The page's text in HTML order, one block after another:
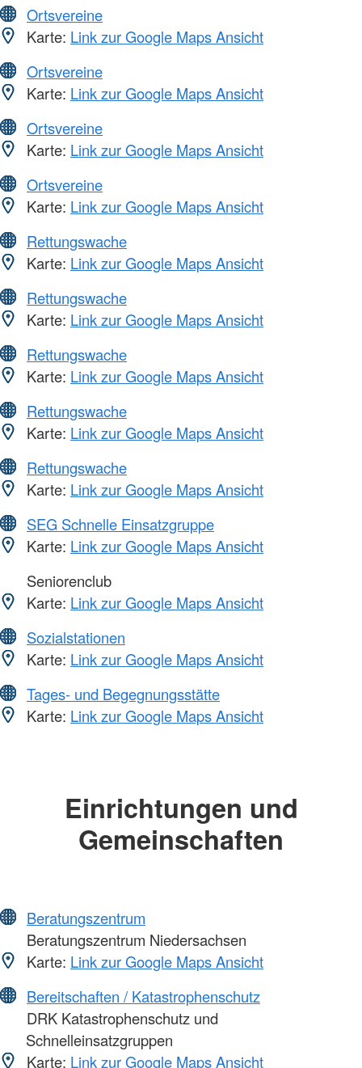
Ortsvereine
Karte: Link zur Google Maps Ansicht
Ortsvereine
Karte: Link zur Google Maps Ansicht
Ortsvereine
Karte: Link zur Google Maps Ansicht
Ortsvereine
Karte: Link zur Google Maps Ansicht
Rettungswache
Karte: Link zur Google Maps Ansicht
Rettungswache
Karte: Link zur Google Maps Ansicht
Rettungswache
Karte: Link zur Google Maps Ansicht
Rettungswache
Karte: Link zur Google Maps Ansicht
Rettungswache
Karte: Link zur Google Maps Ansicht
SEG Schnelle Einsatzgruppe
Karte: Link zur Google Maps Ansicht
Seniorenclub
Karte: Link zur Google Maps Ansicht
Sozialstationen
Karte: Link zur Google Maps Ansicht
Tages- und Begegnungsstätte
Karte: Link zur Google Maps Ansicht
Einrichtungen und
Gemeinschaften
Beratungszentrum
Beratungszentrum Niedersachsen
Karte: Link zur Google Maps Ansicht
Bereitschaften / Katastrophenschutz
DRK Katastrophenschutz und
Schnelleinsatzgruppen
Karte: Link zur Google Maps Ansicht